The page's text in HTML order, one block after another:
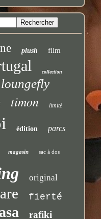
plush film
collection
loungefly
timon limité
édition parcs
magasin sac à dos
original
fierté
rafiki